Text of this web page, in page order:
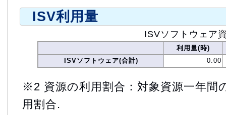
ISV利用量
ISVソフトウェア
利用量(時)
ISVソフトウェア(合計)
0.00
※2 資源の利用割合：対象資源一年間
用割合.